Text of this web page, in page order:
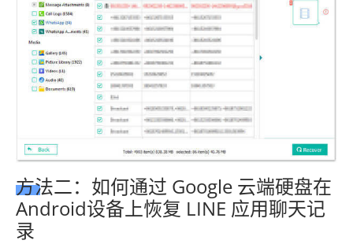
方法二：如何通过 Google 云端硬盘在
Android设备上恢复 LINE 应用聊天记
录